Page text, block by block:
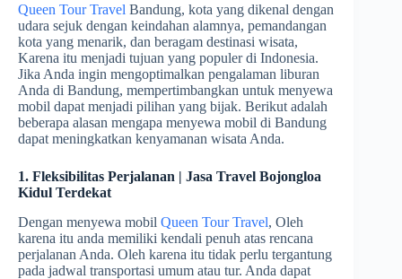
Queen Tour Travel Bandung, kota yang dikenal dengan
udara sejuk dengan keindahan alamnya, pemandangan
kota yang menarik, dan beragam destinasi wisata,
Karena itu menjadi tujuan yang populer di Indonesia.
Jika Anda ingin mengoptimalkan pengalaman liburan
Anda di Bandung, mempertimbangkan untuk menyewa
mobil dapat menjadi pilihan yang bijak. Berikut adalah
beberapa alasan mengapa menyewa mobil di Bandung
dapat meningkatkan kenyamanan wisata Anda.
1. Fleksibilitas Perjalanan | Jasa Travel Bojongloa
Kidul Terdekat
Dengan menyewa mobil Queen Tour Travel, Oleh
karena itu anda memiliki kendali penuh atas rencana
perjalanan Anda. Oleh karena itu tidak perlu tergantung
pada jadwal transportasi umum atau tur. Anda dapat